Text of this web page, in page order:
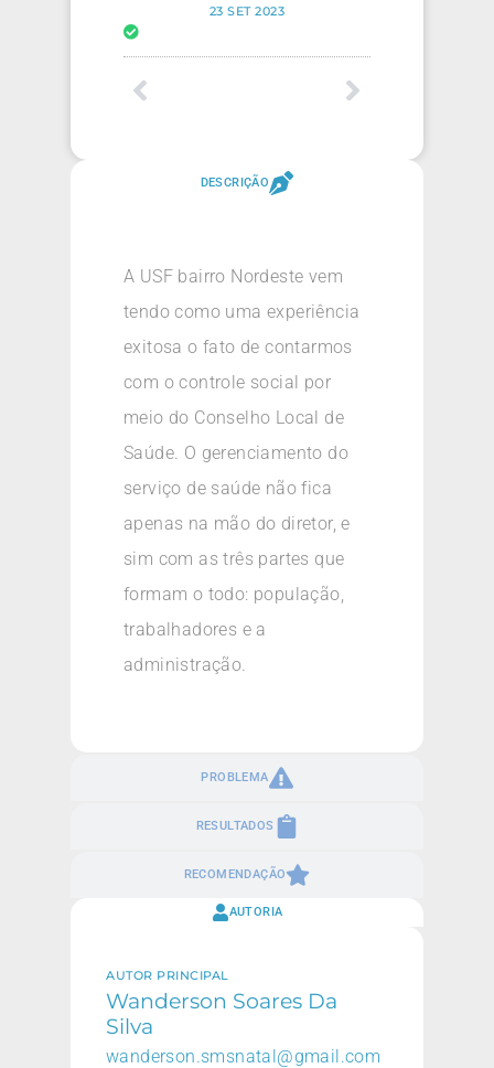
23 SET 2023
DESCRIÇÃO
PROBLEMA
RESULTADOS
RECOMENDAÇÃO
A USF bairro Nordeste vem
tendo como uma experiência
exitosa o fato de contarmos
com o controle social por
meio do Conselho Local de
Saúde. O gerenciamento do
serviço de saúde não fica
apenas na mão do diretor, e
sim com as três partes que
formam o todo: população,
trabalhadores e a
administração.
AUTORIA
AUTOR PRINCIPAL
Wanderson Soares Da
Silva
wanderson.smsnatal@gmail.com